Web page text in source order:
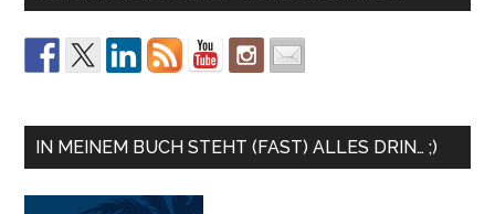
IN MEINEM BUCH STEHT (FAST) ALLES DRIN… ;)